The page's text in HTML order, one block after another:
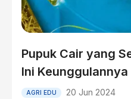
Pupuk Cair yang
Ini Keunggulannya
AGRI EDU 20 Jun 2024